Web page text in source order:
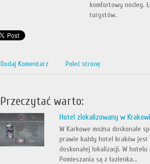
komfortowy nocleg.
turystów.
Dodaj Komentarz Poleć stronę
Przeczytać warto:
Hotel zlokalizowany w
W Karkowe można doskonale
prawie każdy hotel kraków
doskonałej lokalizacji. W
Pomieszania są z łazienka...